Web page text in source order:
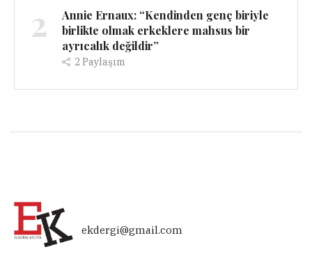
2
Annie Ernaux: “Kendinden genç biriyle
birlikte olmak erkeklere mahsus bir
ayrıcalık değildir”
2 Paylaşım
ekdergi@gmail.com